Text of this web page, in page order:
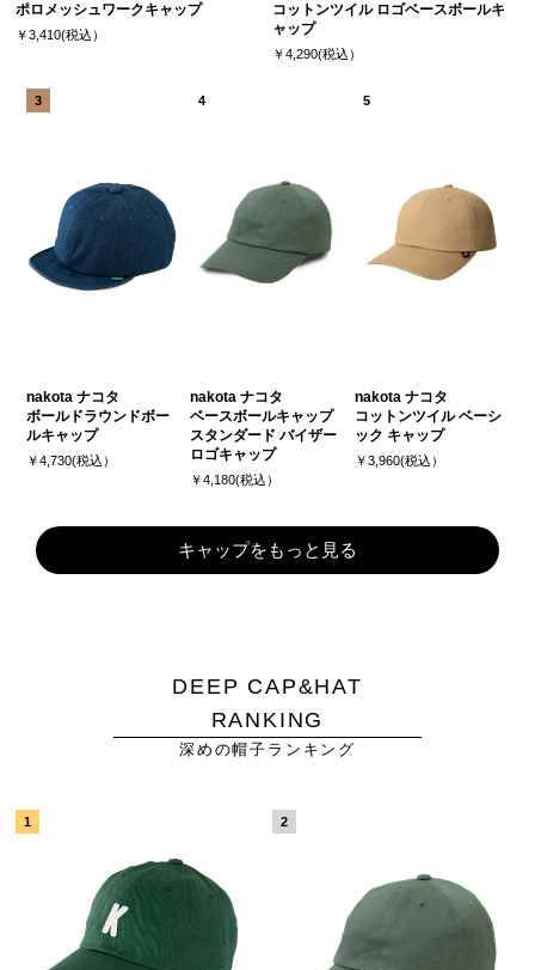
ポロメッシュワークキャップ
￥3,410(税込）
コットンツイル ロゴベースボールキ
ャップ
￥4,290(税込）
nakota ナコタ
ボールドラウンドボー
ルキャップ
￥4,730(税込）
nakota ナコタ
ベースボールキャップ
スタンダード バイザー
ロゴキャップ
￥4,180(税込）
nakota ナコタ
コットンツイル ベーシ
ック キャップ
￥3,960(税込）
キャップをもっと見る
DEEP CAP&HAT
RANKING
深めの帽子ランキング